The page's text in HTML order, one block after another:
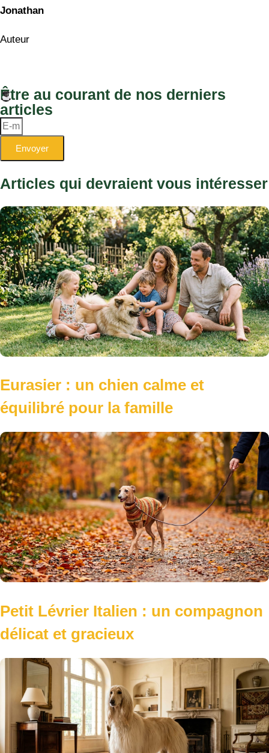
Envoyer
Articles qui devraient vous intéresser
Eurasier : un chien calme et
Petit Lévrier Italien : un compagnon